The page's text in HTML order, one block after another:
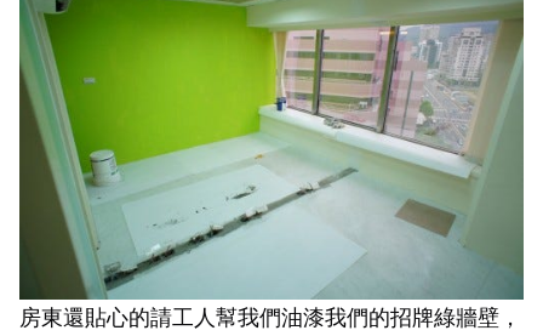
房東還貼心的請工人幫我們油漆我們的招牌綠牆壁，